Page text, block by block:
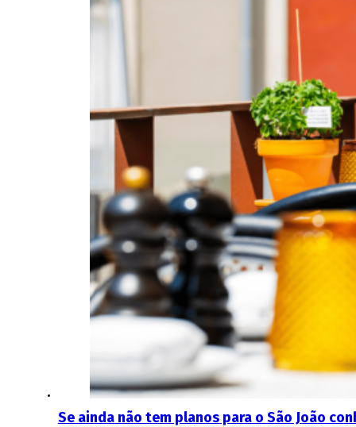
Se ainda não tem planos para o São João